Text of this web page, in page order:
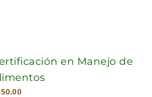
en Manejo de